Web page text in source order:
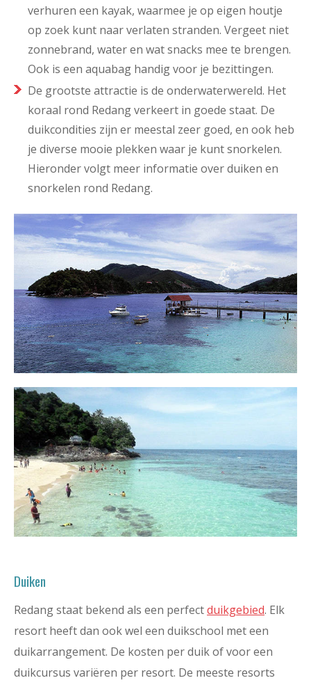
verhuren een kayak, waarmee je op eigen houtje
op zoek kunt naar verlaten stranden. Vergeet niet
zonnebrand, water en wat snacks mee te brengen.
Ook is een aquabag handig voor je bezittingen.
De grootste attractie is de onderwaterwereld. Het
koraal rond Redang verkeert in goede staat. De
duikcondities zijn er meestal zeer goed, en ook heb
je diverse mooie plekken waar je kunt snorkelen.
Hieronder volgt meer informatie over duiken en
snorkelen rond Redang.
Duiken
Redang staat bekend als een perfectduikgebied. Elk
resort heeft dan ook wel een duikschool met een
duikarrangement. De kosten per duik of voor een
duikcursus variëren per resort. De meeste resorts